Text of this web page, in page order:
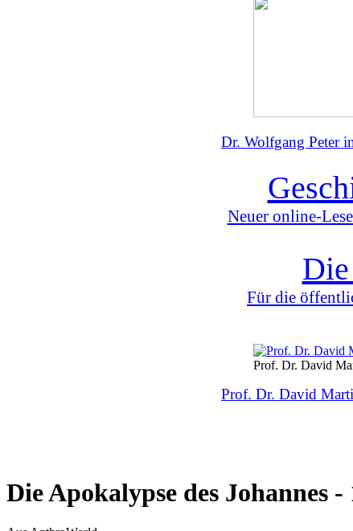
Dr. Wolfgang Peter
Neuer online-
Für die
Prof. Dr. David
Prof. Dr. David
Die Apokalypse des Johannes